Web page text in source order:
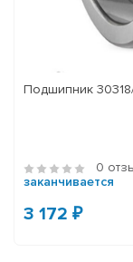
Подшипник
0
заканчивается
3 172 ₽